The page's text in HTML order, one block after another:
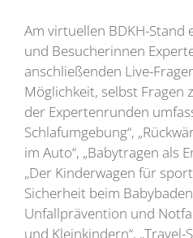
Am virtuellen BDKH-Stand
und Besucherinnen
anschließenden Live-
Möglichkeit, selbst Fragen
der Expertenrunden
Schlafumgebung“,
im Auto“, „Babytragen als
„Der Kinderwagen für
Sicherheit beim
Unfallprävention und
und Kleinkindern“, „Travel-